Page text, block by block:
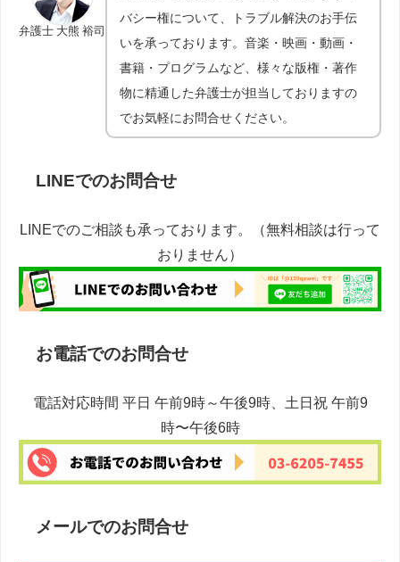
弁護士 大熊 裕司
バシー権について、トラブル解決のお手伝
いを承っております。音楽・映画・動画・
書籍・プログラムなど、様々な版権・著作
物に精通した弁護士が担当しておりますの
でお気軽にお問合せください。
LINEでのお問合せ
LINEでのご相談も承っております。（無料相談は行って
おりません）
お電話でのお問合せ
電話対応時間 平日 午前9時～午後9時、土日祝 午前9
時〜午後6時
メールでのお問合せ